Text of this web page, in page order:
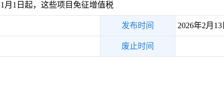
月1日起，这些项目免征增值税
发布时间 2026年2月13
废止时间